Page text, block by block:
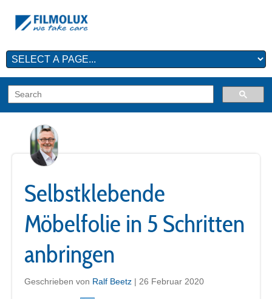
Selbstklebende
Möbelfolie in 5 Schritten
anbringen
Geschrieben von Ralf Beetz | 26 Februar 2020